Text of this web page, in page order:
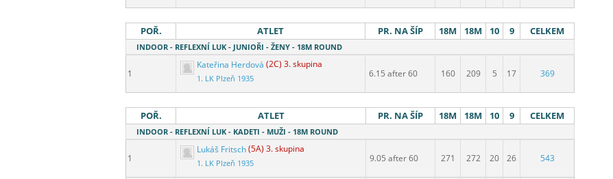
POŘ. ATLET PR. NA ŠÍP 18M 18M 10 9 CELKEM
INDOOR - REFLEXNÍ LUK - JUNIOŘI - ŽENY - 18M ROUND
1
Kateřina Herdová (2C) 3. skupina
1. LK Plzeň 1935 6.15 after 60 160 209 5 17 369
POŘ. ATLET PR. NA ŠÍP 18M 18M 10 9 CELKEM
INDOOR - REFLEXNÍ LUK - KADETI - MUŽI - 18M ROUND
1
Lukáš Fritsch(5A) 3. skupina
1. LK Plzeň 1935 9.05 after 60 271 272 20 26 543